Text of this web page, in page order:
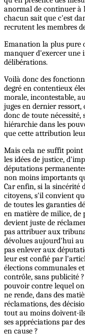
anormal de continuer à
chacun sait que c'est
recrutent les membres
Emanation la plus pure
manquer d'exercer une
délibérations.
Voilà donc des
degré en contentieux
morale, incontestable,
juges en dernier
donc de toute
hiérarchie dans les
que cette attribution
Mais cela ne suffit point
les idées de justice,
députations
non moins importants
Car enfin, si la sincérité
citoyens, s'il convient
de toutes les garanties
en matière de milice, de
devient juste de
pas attribuer aux
dévolues aujourd'hui
pas enlever aux
leur est confié par
élections communales
contrôle, sans publicité
pouvoir contre lequel
ne rende, dans des
réclamations, des
tout au moins doivent-
ses appréciations par
en cause ?